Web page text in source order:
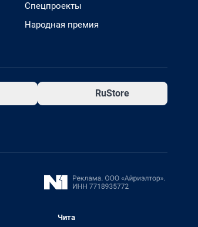
Спецпроекты
Народная премия
RuStore
Чита